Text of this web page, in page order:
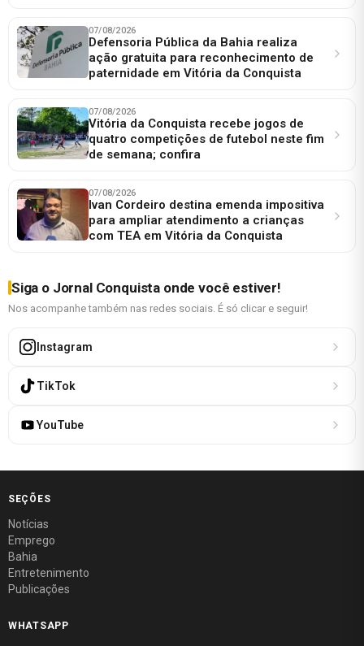
07/08/2026
Defensoria Pública da Bahia realiza
ação gratuita para reconhecimento de
paternidade em Vitória da Conquista
07/08/2026
Vitória da Conquista recebe jogos de
quatro competições de futebol neste fim
de semana; confira
07/08/2026
Ivan Cordeiro destina emenda impositiva
para ampliar atendimento a crianças
com TEA em Vitória da Conquista
Siga o Jornal Conquista onde você estiver!
Nos acompanhe também nas redes sociais. É só clicar e seguir!
Instagram
TikTok
YouTube
SEÇÕES
Notícias
Emprego
Bahia
Entretenimento
Publicações
WHATSAPP